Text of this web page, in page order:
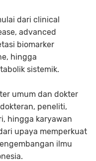
dari clinical
advanced
biomarker
hingga
sistemik.
umum dan dokter
peneliti,
hingga karyawan
upaya memperkuat
ilmu